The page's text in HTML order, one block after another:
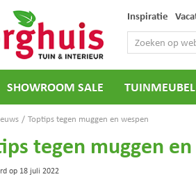
Toptips tegen muggen en wespen
Inspiratie
SHOWROOM SALE
tegen muggen
op 18 juli 2022